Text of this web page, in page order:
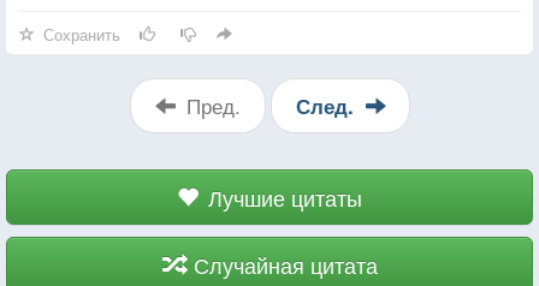
Сохранить
Пред. След.
Лучшие цитаты
Случайная цитата